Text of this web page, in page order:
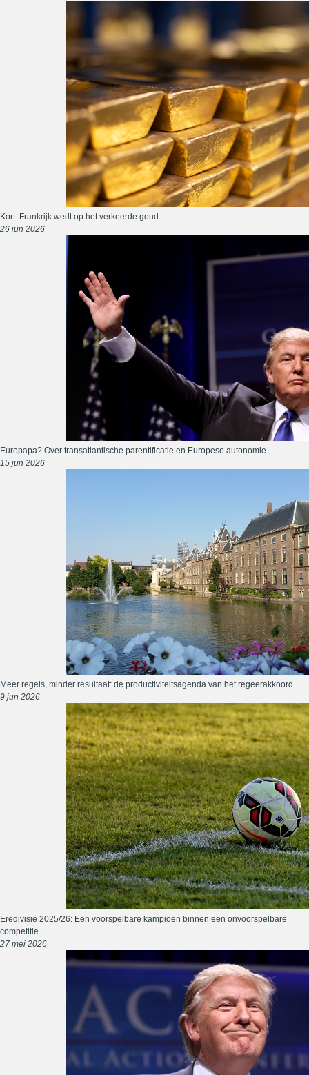
Kort: Frankrijk wedt op het verkeerde goud
26 jun 2026
Europapa? Over transatlantische parentificatie en Europese autonomie
15 jun 2026
Meer regels, minder resultaat: de productiviteitsagenda van het regeerakkoord
9 jun 2026
Eredivisie 2025/26: Een voorspelbare kampioen binnen een onvoorspelbare
competitie
27 mei 2026